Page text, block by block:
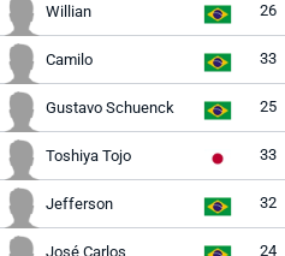
Willian 26
Camilo 33
Gustavo Schuenck 25
Toshiya Tojo 33
Jefferson 32
José Carlos 24